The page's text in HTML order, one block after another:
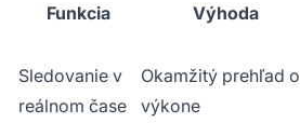
Funkcia Výhoda
Sledovanie v
reálnom čase
Okamžitý prehľad o
výkone